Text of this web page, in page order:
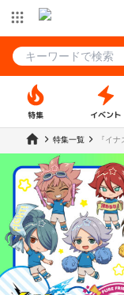
特集 イベント
特集一覧
『イ